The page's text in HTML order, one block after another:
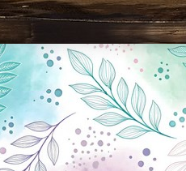
Чернігова, події в Чернігові: політика, економіка, аналітика, культура, відеоновини, екологія, спортивний Чернігів, туризм, Чернігів